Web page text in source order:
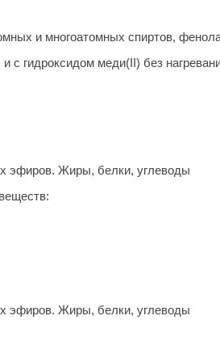
и многоатомных спиртов,
с гидроксидом меди(II) без
эфиров. Жиры, белки, углеводы
эфиров. Жиры, белки, углеводы